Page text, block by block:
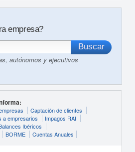
empresa?
autónomos y ejecutivos
Captación de clientes
a empresarios
Impagos RAI
Ibéricos
BORME Cuentas Anuales